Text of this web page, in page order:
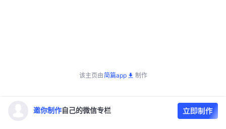
该主页由简篇app 制作
邀你制作 自己的微信专栏